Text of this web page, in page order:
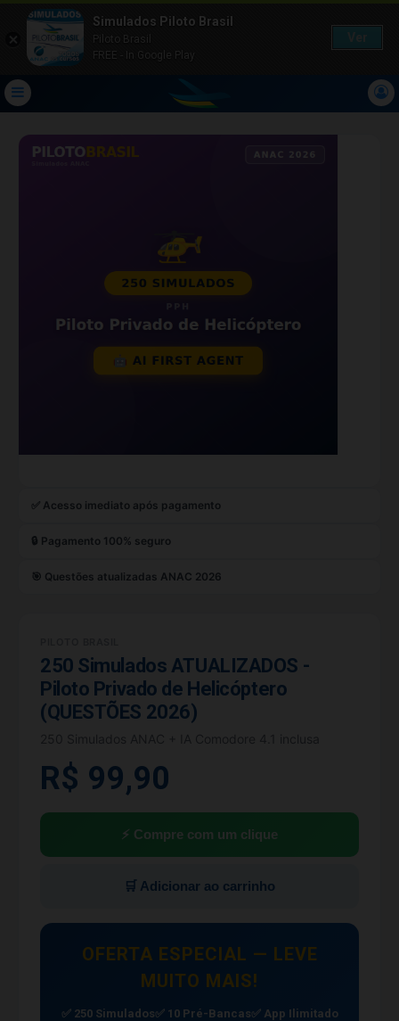
✅ Acesso imediato após pagamento
🔒 Pagamento 100% seguro
🎯 Questões atualizadas ANAC 2026
250 Simulados ATUALIZADOS -
Piloto Privado de Helicóptero
(QUESTÕES 2026)
R$ 99,90
⚡ Compre com um clique
🛒 Adicionar ao carrinho
OFERTA ESPECIAL — LEVE
MUITO MAIS!
✅ 250 Simulados✅ 10 Pré-Bancas✅ App Ilimitado
Simulados Piloto Brasil
Piloto Brasil
FREE - In Google Play